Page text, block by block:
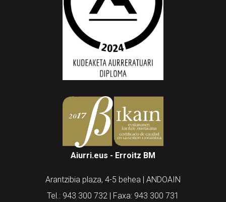
Aiurri.eus - Erroitz BM
Arantzibia plaza, 4-5 behea | ANDOAIN
Tel.: 943 300 732 | Faxa: 943 300 731